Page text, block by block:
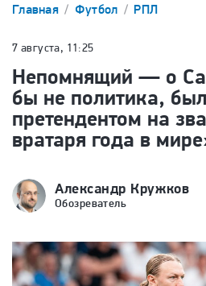
Главная Футбол РПЛ
7 августа, 11:25
Непомнящий — о
бы не политика,
претендентом на
вратаря года в
Александр Кружков
Обозреватель